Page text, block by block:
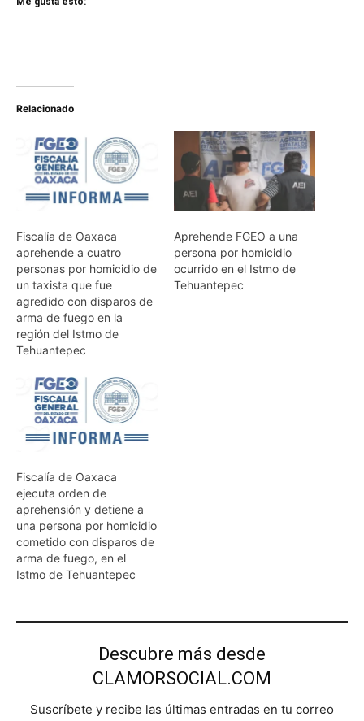
Relacionado
Fiscalía de Oaxaca
aprehende a cuatro
personas por homicidio de
un taxista que fue
agredido con disparos de
arma de fuego en la
región del Istmo de
Tehuantepec
Aprehende FGEO a una
persona por homicidio
ocurrido en el Istmo de
Tehuantepec
Fiscalía de Oaxaca
ejecuta orden de
aprehensión y detiene a
una persona por homicidio
cometido con disparos de
arma de fuego, en el
Istmo de Tehuantepec
Descubre más desde
CLAMORSOCIAL.COM
Suscríbete y recibe las últimas entradas en tu correo